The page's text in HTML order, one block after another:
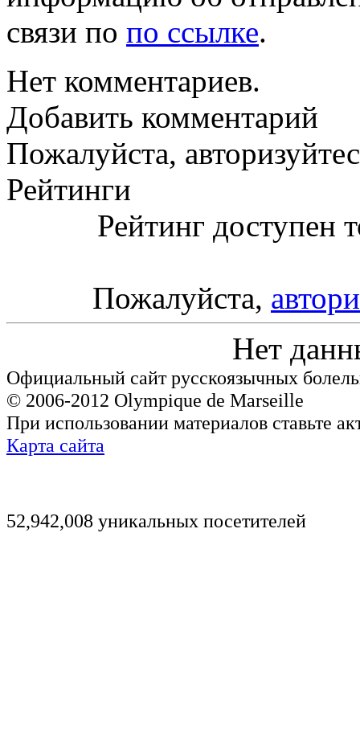
связи по по ссылке.
Нет комментариев.
Добавить комментарий
Пожалуйста,
Рейтинги
Рейтинг доступен
Пожалуйста,
Нет
Официальный сайт русскоязычных
© 2006-2012 Olympique de Marseille
При использовании материалов ставьте
Карта сайта
52,942,008 уникальных посетителей